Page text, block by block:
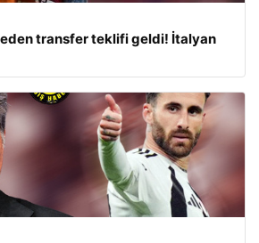
transfer teklifi geldi! İtalyan